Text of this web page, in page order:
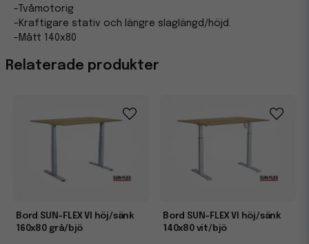
Relaterade produkter
Bord SUN-FLEX VI höj/sänk
160x80 grå/bjö
Bord SUN-FLEX VI höj/sänk
140x80 vit/bjö
-Tvåmotorig
-Kraftigare stativ och längre slaglängd/höjd.
-Mått 140x80